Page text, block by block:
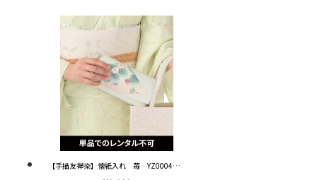
【手描友禅染】懐紙入れ 苺 YZ0004 【お試しレンタル価格！】